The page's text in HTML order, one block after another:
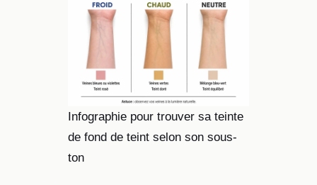
Infographie pour trouver sa teinte
de fond de teint selon son sous-
ton